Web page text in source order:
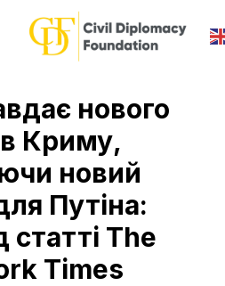
нового
Криму,
новий
Путіна:
The
Times